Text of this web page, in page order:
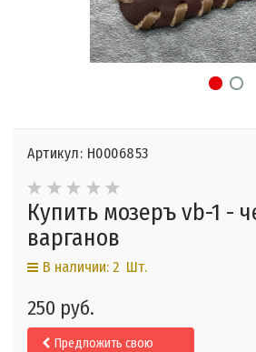
Артикул: Н0006853
Купить мозеръ vb-1 -
варганов
В наличии: 2 Шт.
250 руб.
Предложить свою